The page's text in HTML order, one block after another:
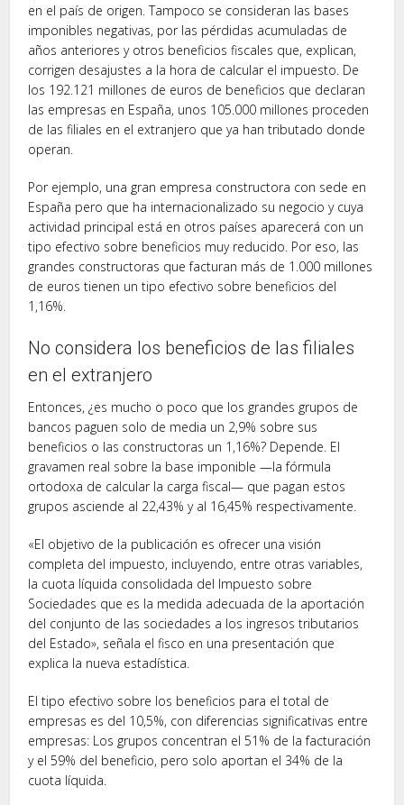
en el país de origen. Tampoco se consideran las bases
imponibles negativas, por las pérdidas acumuladas de
años anteriores y otros beneficios fiscales que, explican,
corrigen desajustes a la hora de calcular el impuesto. De
los 192.121 millones de euros de beneficios que declaran
las empresas en España, unos 105.000 millones proceden
de las filiales en el extranjero que ya han tributado donde
operan.
Por ejemplo, una gran empresa constructora con sede en
España pero que ha internacionalizado su negocio y cuya
actividad principal está en otros países aparecerá con un
tipo efectivo sobre beneficios muy reducido. Por eso, las
grandes constructoras que facturan más de 1.000 millones
de euros tienen un tipo efectivo sobre beneficios del
1,16%.
No considera los beneficios de las filiales
en el extranjero
Entonces, ¿es mucho o poco que los grandes grupos de
bancos paguen solo de media un 2,9% sobre sus
beneficios o las constructoras un 1,16%? Depende. El
gravamen real sobre la base imponible —la fórmula
ortodoxa de calcular la carga fiscal— que pagan estos
grupos asciende al 22,43% y al 16,45% respectivamente.
«El objetivo de la publicación es ofrecer una visión
completa del impuesto, incluyendo, entre otras variables,
la cuota líquida consolidada del Impuesto sobre
Sociedades que es la medida adecuada de la aportación
del conjunto de las sociedades a los ingresos tributarios
del Estado», señala el fisco en una presentación que
explica la nueva estadística.
El tipo efectivo sobre los beneficios para el total de
empresas es del 10,5%, con diferencias significativas entre
empresas: Los grupos concentran el 51% de la facturación
y el 59% del beneficio, pero solo aportan el 34% de la
cuota líquida.